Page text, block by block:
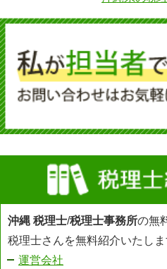
沖縄 税理士/税理士事務所の無
税理士さんを無料紹介いたしま
運営会社